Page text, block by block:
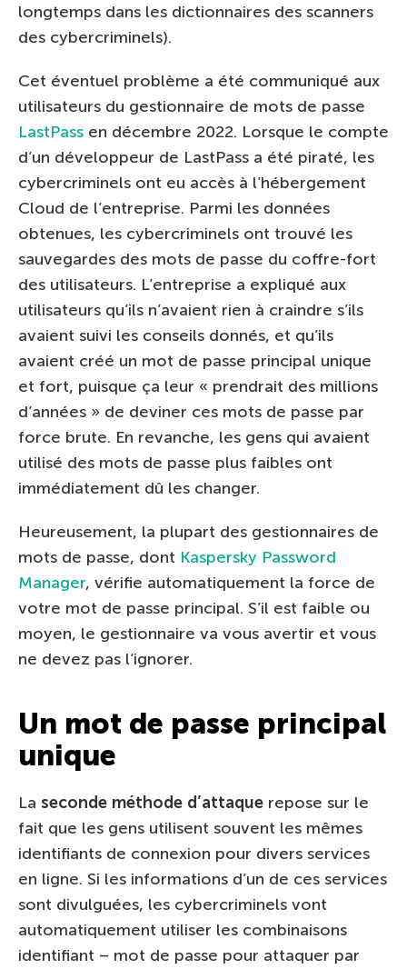
longtemps dans les dictionnaires des scanners
des cybercriminels).
Cet éventuel problème a été communiqué aux
utilisateurs du gestionnaire de mots de passe
LastPass en décembre 2022. Lorsque le compte
d’un développeur de LastPass a été piraté, les
cybercriminels ont eu accès à l’hébergement
Cloud de l’entreprise. Parmi les données
obtenues, les cybercriminels ont trouvé les
sauvegardes des mots de passe du coffre-fort
des utilisateurs. L’entreprise a expliqué aux
utilisateurs qu’ils n’avaient rien à craindre s’ils
avaient suivi les conseils donnés, et qu’ils
avaient créé un mot de passe principal unique
et fort, puisque ça leur « prendrait des millions
d’années » de deviner ces mots de passe par
force brute. En revanche, les gens qui avaient
utilisé des mots de passe plus faibles ont
immédiatement dû les changer.
Heureusement, la plupart des gestionnaires de
mots de passe, dont Kaspersky Password
Manager, vérifie automatiquement la force de
votre mot de passe principal. S’il est faible ou
moyen, le gestionnaire va vous avertir et vous
ne devez pas l’ignorer.
Un mot de passe principal
unique
La seconde méthode d’attaque repose sur le
fait que les gens utilisent souvent les mêmes
identifiants de connexion pour divers services
en ligne. Si les informations d’un de ces services
sont divulguées, les cybercriminels vont
automatiquement utiliser les combinaisons
identifiant – mot de passe pour attaquer par